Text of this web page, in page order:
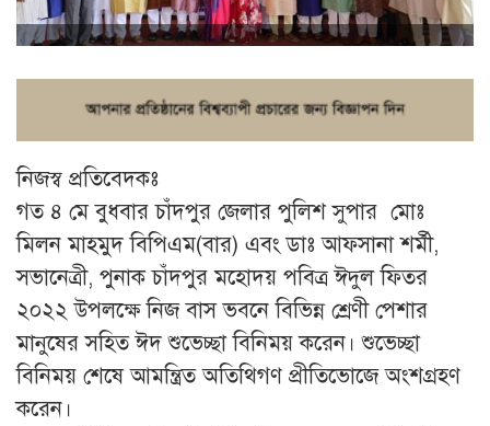
নিজস্ব প্রতিবেদকঃ
গত ৪ মে বুধবার চাঁদপুর জেলার পুলিশ সুপার মোঃ
মিলন মাহমুদ বিপিএম(বার) এবং ডাঃ আফসানা শর্মী,
সভানেত্রী, পুনাক চাঁদপুর মহোদয় পবিত্র ঈদুল ফিতর
২০২২ উপলক্ষে নিজ বাস ভবনে বিভিন্ন শ্রেণী পেশার
মানুষের সহিত ঈদ শুভেচ্ছা বিনিময় করেন। শুভেচ্ছা
বিনিময় শেষে আমন্ত্রিত অতিথিগণ প্রীতিভোজে অংশগ্রহণ
করেন।